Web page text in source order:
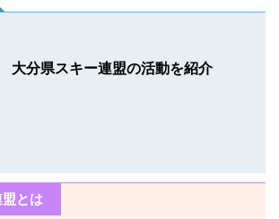
大分県スキー連盟の活動を紹介
とは